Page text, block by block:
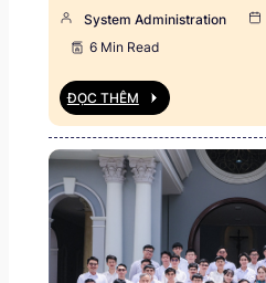
System Administration
6 Min Read
ĐỌC THÊM